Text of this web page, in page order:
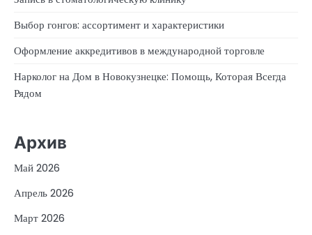
Выбор гонгов: ассортимент и характеристики
Оформление аккредитивов в международной торговле
Нарколог на Дом в Новокузнецке: Помощь, Которая Всегда
Рядом
Архив
Май 2026
Апрель 2026
Март 2026